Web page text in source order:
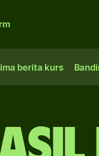
berita kurs